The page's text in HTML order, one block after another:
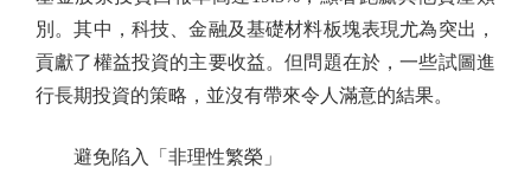
別。其中，科技、金融及基礎材料板塊表現尤為突出，
貢獻了權益投資的主要收益。但問題在於，一些試圖進
行長期投資的策略，並沒有帶來令人滿意的結果。
避免陷入「非理性繁榮」